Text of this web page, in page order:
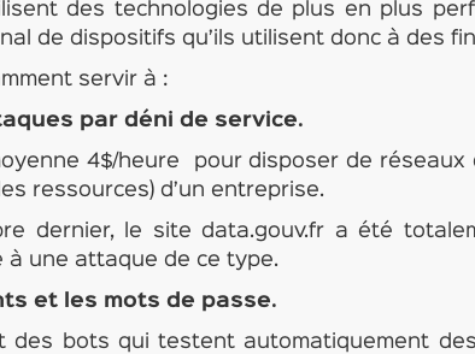
des technologies de plus en plus
de dispositifs qu’ils utilisent donc à des
servir à :
par déni de service.
4$/heure pour disposer de
ressources) d’un entreprise.
dernier, le site data.gouv.fr a été
à une attaque de ce type.
et les mots de passe.
des bots qui testent automatiquement